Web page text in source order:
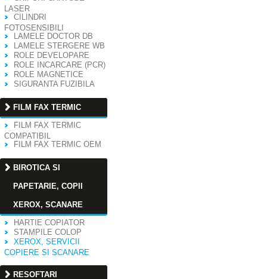
LASER
CILINDRI
FOTOSENSIBILI
LAMELE DOCTOR DB
LAMELE STERGERE WB
ROLE DEVELOPARE
ROLE INCARCARE (PCR)
ROLE MAGNETICE
SIGURANTA FUZIBILA
FILM FAX TERMIC
FILM FAX TERMIC
COMPATIBIL
FILM FAX TERMIC OEM
BIROTICA SI
PAPETARIE, COPII
XEROX, SCANARE
HARTIE COPIATOR
STAMPILE COLOP
XEROX, SERVICII
COPIERE SI SCANARE
RESOFTARI